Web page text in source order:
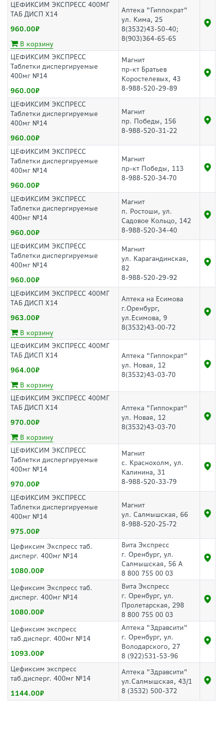
ЦЕФИКСИМ ЭКСПРЕСС 400МГ
ТАБ ДИСП Х14
960.00
В корзину
Аптека "Гиппократ"
ул. Кима, 25
8(3532)43-50-40;
8(903)364-65-65
ЦЕФИКСИМ ЭКСПРЕСС
Таблетки диспергируемые
400мг №14
960.00
Магнит
пр-кт Братьев
Коростелевых, 43
8-988-520-29-89
ЦЕФИКСИМ ЭКСПРЕСС
Таблетки диспергируемые
400мг №14
960.00
Магнит
пр. Победы, 156
8-988-520-31-22
ЦЕФИКСИМ ЭКСПРЕСС
Таблетки диспергируемые
400мг №14
960.00
Магнит
пр-кт Победы, 113
8-988-520-34-70
ЦЕФИКСИМ ЭКСПРЕСС
Таблетки диспергируемые
400мг №14
960.00
Магнит
п. Ростоши, ул.
Садовое Кольцо, 142
8-988-520-34-40
ЦЕФИКСИМ ЭКСПРЕСС
Таблетки диспергируемые
400мг №14
960.00
Магнит
ул. Карагандинская,
82
8-988-520-29-92
ЦЕФИКСИМ ЭКСПРЕСС 400МГ
ТАБ ДИСП Х14
963.00
В корзину
Аптека на Есимова
г.Оренбург,
ул.Есимова, 9
8(3532)43-00-72
ЦЕФИКСИМ ЭКСПРЕСС 400МГ
ТАБ ДИСП Х14
964.00
В корзину
Аптека "Гиппократ"
ул. Новая, 12
8(3532)43-03-70
ЦЕФИКСИМ ЭКСПРЕСС 400МГ
ТАБ ДИСП Х14
970.00
В корзину
Аптека "Гиппократ"
ул. Новая, 12
8(3532)43-03-70
ЦЕФИКСИМ ЭКСПРЕСС
Таблетки диспергируемые
400мг №14
970.00
Магнит
с. Краснохолм, ул.
Калинина, 31
8-988-520-33-79
ЦЕФИКСИМ ЭКСПРЕСС
Таблетки диспергируемые
400мг №14
975.00
Магнит
ул. Салмышская, 66
8-988-520-25-72
Цефиксим Экспресс таб.
дисперг. 400мг №14
1080.00
Вита Экспресс
г. Оренбург, ул.
Салмышская, 56 А
8 800 755 00 03
Цефиксим Экспресс таб.
дисперг. 400мг №14
1080.00
Вита Экспресс
г. Оренбург, ул.
Пролетарская, 298
8 800 755 00 03
Цефиксим экспресс
таб.дисперг. 400мг №14
1093.00
Аптека "Здравсити"
г. Оренбург, ул.
Володарского, 27
8 (922)531-53-96
Цефиксим экспресс
таб.дисперг. 400мг №14
1144.00
Аптека "Здравсити"
ул.Салмышская, 43/1
8 (3532) 500-372